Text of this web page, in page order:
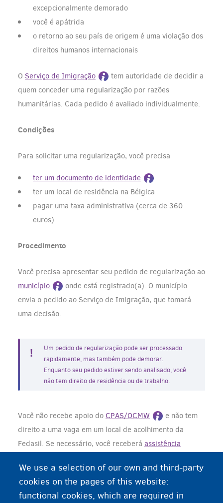
excepcionalmente demorado
você é apátrida
o retorno ao seu país de origem é uma violação dos
direitos humanos internacionais
O Serviço de Imigração
tem autoridade de decidir a
quem conceder uma regularização por razões
humanitárias. Cada pedido é avaliado individualmente.
Condições
Para solicitar uma regularização, você precisa
ter um documento de identidade
ter um local de residência na Bélgica
pagar uma taxa administrativa (cerca de 360
euros)
Procedimento
Você precisa apresentar seu pedido de regularização ao
município
onde está registrado(a). O município
envia o pedido ao Serviço de Imigração, que tomará
uma decisão.
Um pedido de regularização pode ser processado
rapidamente, mas também pode demorar.
Enquanto seu pedido estiver sendo analisado, você
não tem direito de residência ou de trabalho.
Você não recebe apoio do CPAS/OCMW
e não tem
direito a uma vaga em um local de acolhimento da
Fedasil. Se necessário, você receberá assistência
Precisa de mais informações ou ajuda?
We use a selection of our own and third-party
cookies on the pages of this website:
functional cookies, which are required in